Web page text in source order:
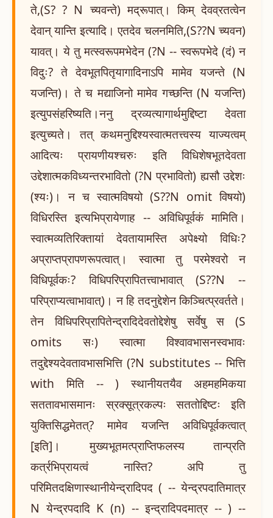
ते,(S? ? N च्यवन्ते) मद्रूपात्। किम् देवव्रतत्वेन
देवान् यान्ति इत्यादि। एतदेव चलनमिति,(S??N च्यवन)
यावत्। ये तु मत्स्वरूपमभेदेन (?N -- स्वरूपभेदे (दं) न
विदुः? ते देवभूतपितृयागादिनाऽपि मामेव यजन्ते (N
यजन्ति)। ते च मद्याजिनो मामेव गच्छन्ति (N यजन्ति)
इत्युपसंहरिष्यति।ननु द्रव्यत्यागार्थमुद्दिष्टा देवता
इत्युच्यते। तत् कथमनुद्दिश्यस्वात्मतत्त्वस्य याज्यत्वम्
आदित्यः प्रायणीयश्चरुः इति विधिशेषभूतदेवता
उद्देशात्मकविध्यन्तरभावितो (?N प्रभावितो) ह्यसौ उद्देशः
(श्यः)। न च स्वात्मविषयो (S??N omit विषयो)
विधिरस्ति इत्यभिप्रायेणाह -- अविधिपूर्वकं मामिति।
स्वात्मव्यतिरिक्तायां देवतायामस्ति अपेक्ष्यो विधिः?
अप्राप्तप्रापणरूपत्वात्। स्वात्मा तु परमेश्वरो न
विधिपूर्वकः? विधिपरिप्रापितत्त्वाभावात् (S??N --
परिप्राप्यत्वाभावात्)। न हि तदनुद्देशेन किञ्चित्प्रवर्तते।
तेन विधिपरिप्रापितेन्द्रादिदेवतोद्देशेषु सर्वेषु स (S
omits सः) स्वात्मा विश्वावभासनस्वभावः
तदुद्देश्यदेवतावभासभित्ति (?N substitutes -- भित्ति
with मिति -- ) स्थानीयतयैव अहमहमिकया
सततावभासमानः स्रक्सूत्रकल्पः सततोद्दिष्टः इति
युक्तिसिद्धमेतत्? मामेव यजन्ति अविधिपूर्वकत्वात्
[इति]। मुख्यभूतमत्प्राप्तिफलस्य तान्प्रति
कर्त्रभिप्रायत्वं नास्ति? अपि तु
परिमितदक्षिणास्थानीयेन्द्रादिपद ( -- येन्द्रपदातिमात्र
N येन्द्रपदादि K (n) -- इन्द्रादिपदमात्र -- ) --